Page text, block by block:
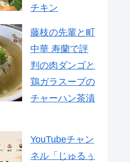
チキン
藤枝の先輩と町
中華 寿蘭で評
判の肉ダンゴと
鶏ガラスープの
チャーハン茶漬
YouTubeチャン
ネル「じゅるぅ